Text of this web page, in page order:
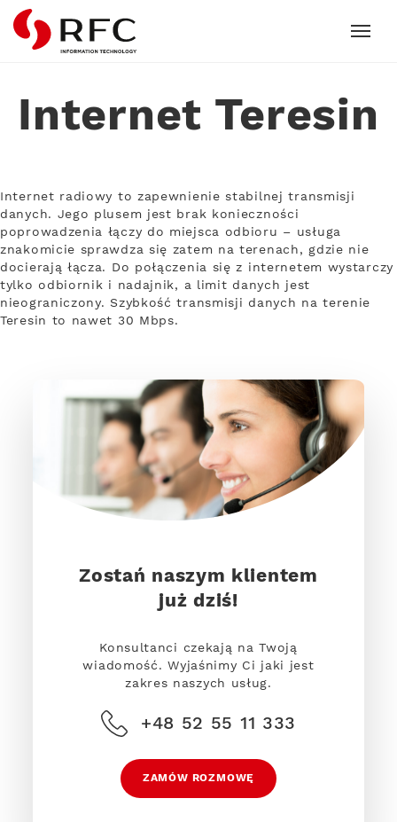
RFC
Internet Teresin
Internet radiowy to zapewnienie stabilnej transmisji
danych. Jego plusem jest brak konieczności
poprowadzenia łączy do miejsca odbioru – usługa
znakomicie sprawdza się zatem na terenach, gdzie nie
docierają łącza. Do połączenia się z internetem wystarczy
tylko odbiornik i nadajnik, a limit danych jest
nieograniczony. Szybkość transmisji danych na terenie
Teresin to nawet 30 Mbps.
Zostań naszym klientem
już dziś!
Konsultanci czekają na Twoją
wiadomość. Wyjaśnimy Ci jaki jest
zakres naszych usług.
+48 52 55 11 333
ZAMÓW ROZMOWĘ